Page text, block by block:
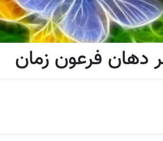
دهان فرعون زمان